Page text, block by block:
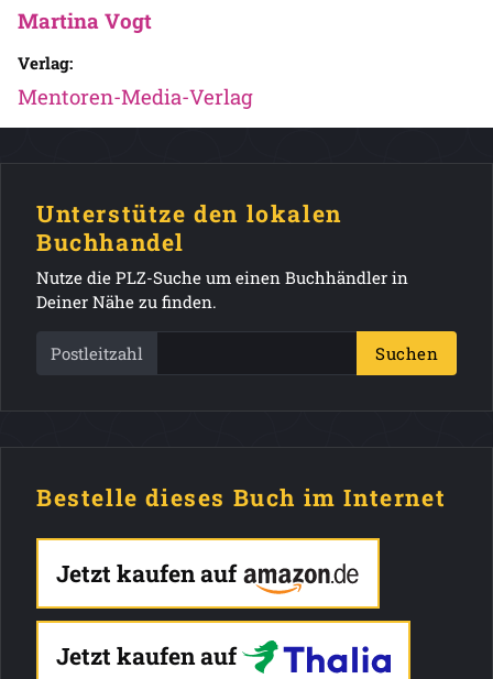
Martina Vogt
Verlag:
Mentoren-Media-Verlag
Unterstütze den lokalen
Buchhandel
Nutze die PLZ-Suche um einen Buchhändler in
Deiner Nähe zu finden.
Postleitzahl Suchen
Bestelle dieses Buch im Internet
Jetzt kaufen auf
Jetzt kaufen auf